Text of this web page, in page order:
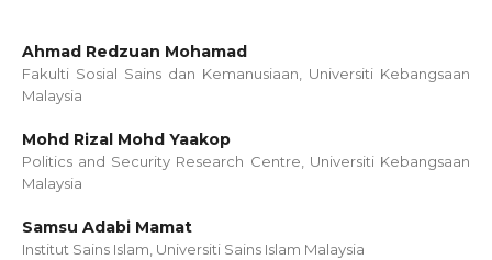
Ahmad Redzuan Mohamad
Fakulti Sosial Sains dan Kemanusiaan, Universiti Kebangsaan
Malaysia
Mohd Rizal Mohd Yaakop
Politics and Security Research Centre, Universiti Kebangsaan
Malaysia
Samsu Adabi Mamat
Institut Sains Islam, Universiti Sains Islam Malaysia